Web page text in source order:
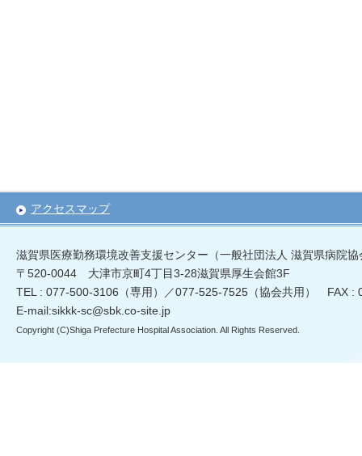
アクセスマップ
滋賀県医療勤務環境改善支援センター（一般社団法人 滋賀県病院協
〒520-0044 大津市京町4丁目3-28滋賀県厚生会館3F
TEL : 077-500-3106（専用）／077-525-7525（協会共用） FAX :
E-mail:sikkk-sc@sbk.co-site.jp
Copyright (C)Shiga Prefecture Hospital Association. All Rights Reserved.